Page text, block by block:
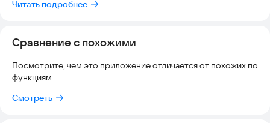
• спортивные трансляции;
• прямые эфиры;
• шоу;
Читать подробнее
Сравнение с похожими
Посмотрите, чем это приложение отличается от похожих по
функциям
Смотреть